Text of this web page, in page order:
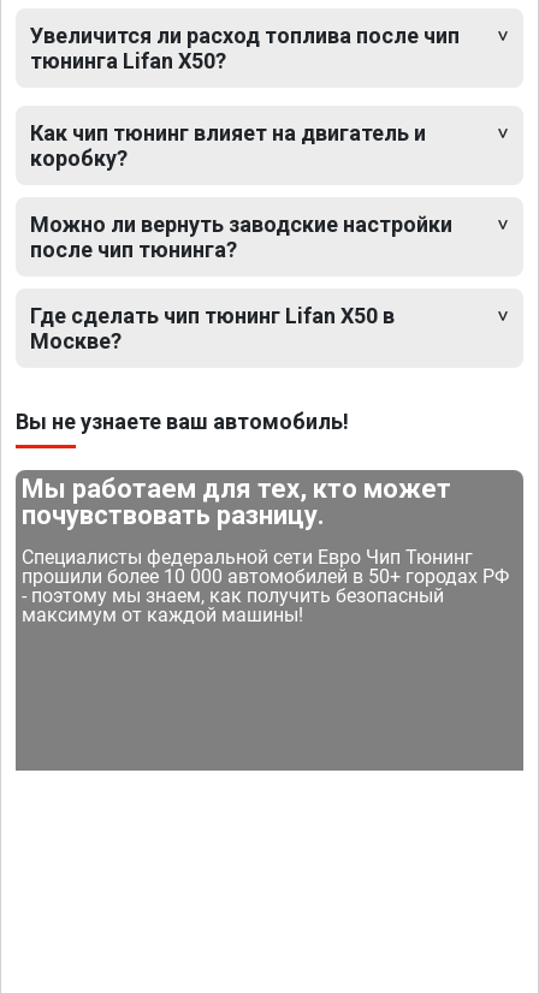
Увеличится ли расход топлива после чип
тюнинга Lifan X50?
Как чип тюнинг влияет на двигатель и
коробку?
Можно ли вернуть заводские настройки
после чип тюнинга?
Где сделать чип тюнинг Lifan X50 в
Москве?
Вы не узнаете ваш автомобиль!
Мы работаем для тех, кто может
почувствовать разницу.
Специалисты федеральной сети Евро Чип Тюнинг
прошили более 10 000 автомобилей в 50+ городах РФ
- поэтому мы знаем, как получить безопасный
максимум от каждой машины!